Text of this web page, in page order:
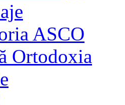
ASCO
Ortodoxia